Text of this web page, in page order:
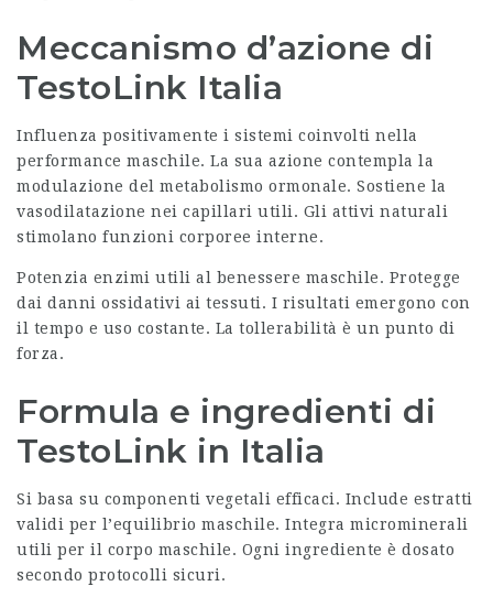
Meccanismo d’azione di
TestoLink Italia
Influenza positivamente i sistemi coinvolti nella
performance maschile. La sua azione contempla la
modulazione del metabolismo ormonale. Sostiene la
vasodilatazione nei capillari utili. Gli attivi naturali
stimolano funzioni corporee interne.
Potenzia enzimi utili al benessere maschile. Protegge
dai danni ossidativi ai tessuti. I risultati emergono con
il tempo e uso costante. La tollerabilità è un punto di
forza.
Formula e ingredienti di
TestoLink in Italia
Si basa su componenti vegetali efficaci. Include estratti
validi per l’equilibrio maschile. Integra microminerali
utili per il corpo maschile. Ogni ingrediente è dosato
secondo protocolli sicuri.